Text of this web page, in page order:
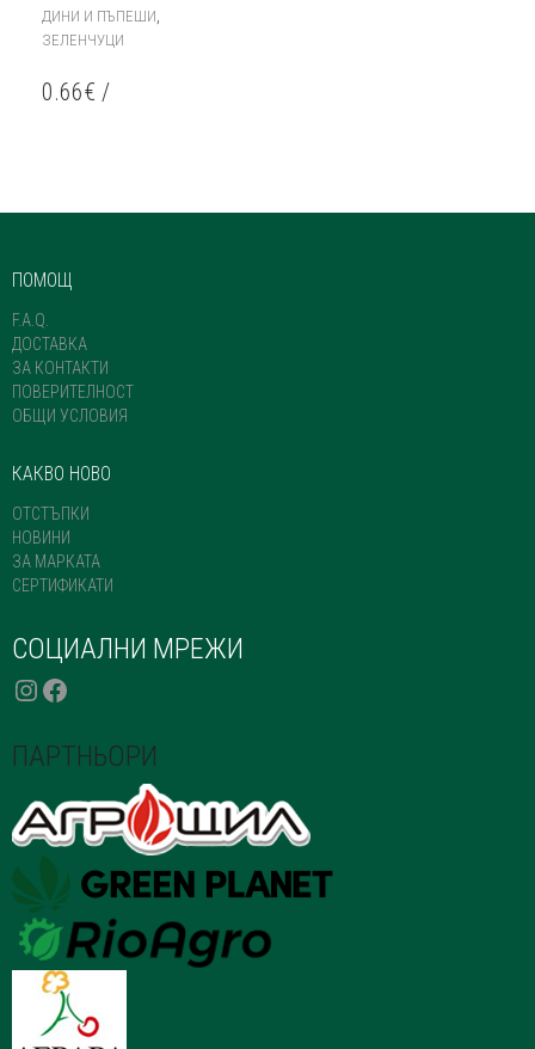
ДИНИ И ПЪПЕШИ
ЗЕЛЕНЧУЦИ
0.66€ /
ПОМОЩ
F.A.Q.
ДОСТАВКА
ЗА КОНТАКТИ
ПОВЕРИТЕЛНОСТ
ОБЩИ УСЛОВИЯ
КАКВО НОВО
ОТСТЪПКИ
НОВИНИ
ЗА МАРКАТА
СЕРТИФИКАТИ
СОЦИАЛНИ МРЕЖИ
INSTAGRAM
FACEBOOK
ПАРТНЬОРИ